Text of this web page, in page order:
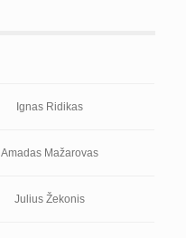
Ignas Ridikas
Amadas Mažarovas
Julius Žekonis